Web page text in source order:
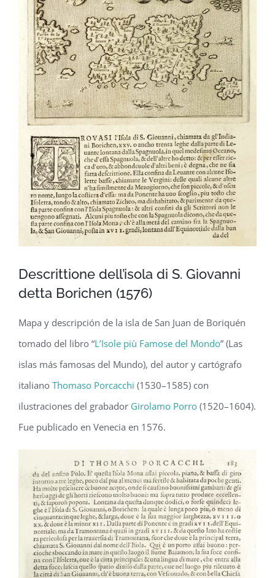
Descrittione dell’isola di S. Giovanni
detta Borichen (1576)
Mapa y descripción de la isla de San Juan de Boriquén
tomado del libro “L’Isole più Famose del Mondo” (Las
islas más famosas del Mundo), del autor y cartógrafo
italiano Thomaso Porcacchi (1530–1585) con
ilustraciones del grabador Girolamo Porro (1520–1604).
Fue publicado en Venecia en 1576.